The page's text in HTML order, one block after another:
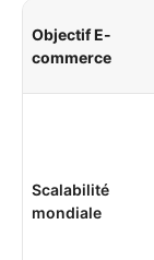
Objectif E-
commerce
Scalabilité
mondiale